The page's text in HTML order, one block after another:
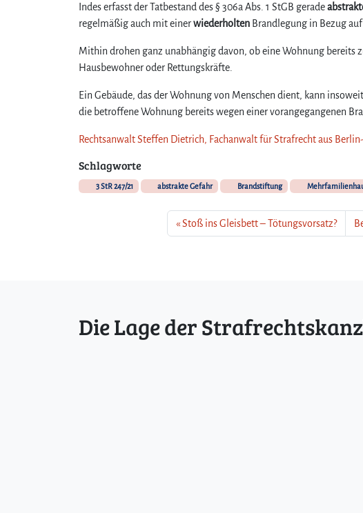
Indes erfasst der Tatbestand des § 306a Abs. 1 StGB gerade
regelmäßig auch mit einerwiederholten Brandlegung in Bezug
Mithin drohen ganz unabhängig davon, ob eine Wohnung bereits
Hausbewohner oder Rettungskräfte.
Ein Gebäude, das der Wohnung von Menschen dient, kann
die betroffene Wohnung bereits wegen einer vorangegangenen
Rechtsanwalt Steffen Dietrich, Fachanwalt für Strafrecht aus
Schlagworte
3 StR 247/21 abstrakte Gefahr Brandstiftung
Stoß ins Gleisbett – Tötungsvorsatz?
Die Lage der